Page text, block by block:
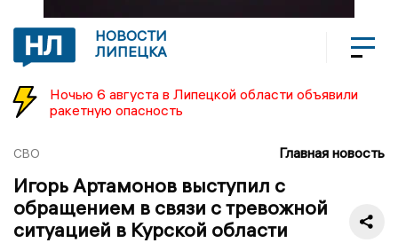
НОВОСТИ
ЛИПЕЦКА
Ночью 6 августа в Липецкой области объявили
ракетную опасность
СВО Главная новость
Игорь Артамонов выступил с
обращением в связи с тревожной
ситуацией в Курской области